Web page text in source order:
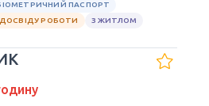
ПАСПОРТ
РОБОТИ З ЖИТЛОМ